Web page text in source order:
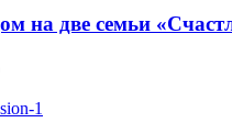
на две семьи